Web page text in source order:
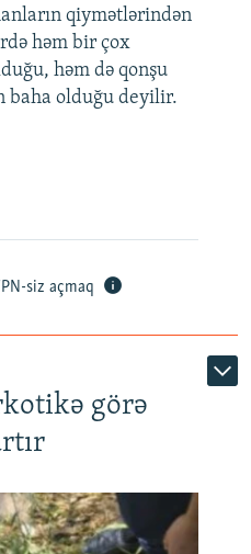
qiymətlərindən
həm bir çox
həm də qonşu
baha olduğu deyilir.
siz açmaq
görə